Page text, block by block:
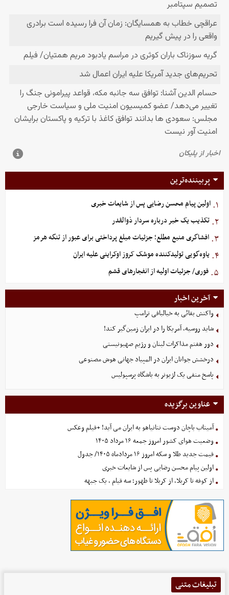
پربیننده‌ترین
۱. اولین پیام محسن رضایی پس از شایعات خبری
۲. تکذیب یک خبر درباره سردار ذوالقدر
۳. افشاگری منبع مطلع؛ جزئیات مبلغ پرداختی برای عبور از تنگه هرمز
۴. یاوه‌گویی تولیدکننده موشک کروز اوکراینی علیه ایران
۵. فوری/ جزئیات اولیه از انفجارهای قشم
آخرین اخبار
واکنش بقائی به خیالبافی ترامپ
شاید روسیه، آمریکا را در ایران زمین‌گیر کند!
دور هفتم مذاکرات لبنان و رژیم صهیونیستی
درخشش جوانان ایران در المپیاد جهانی هوش مصنوعی
پاسخ منفی یک لژیونر به باشگاه پرسپولیس
عناوین برگزیده
آمیتاب باچان دوست نتانیاهو به ایران می آید! +فیلم وعکس
وضعیت هوای کشور امروز جمعه ۱۶ مرداد ۱۴۰۵
قیمت جدید طلا و سکه امروز ۱۶ مردادماه ۱۴۰۵/ جدول
اولین پیام محسن رضایی پس از شایعات خبری
از کوفه تا کربلا، از کربلا تا ظهور؛ سه قیام ، یک جبهه
تبلیغات متنی